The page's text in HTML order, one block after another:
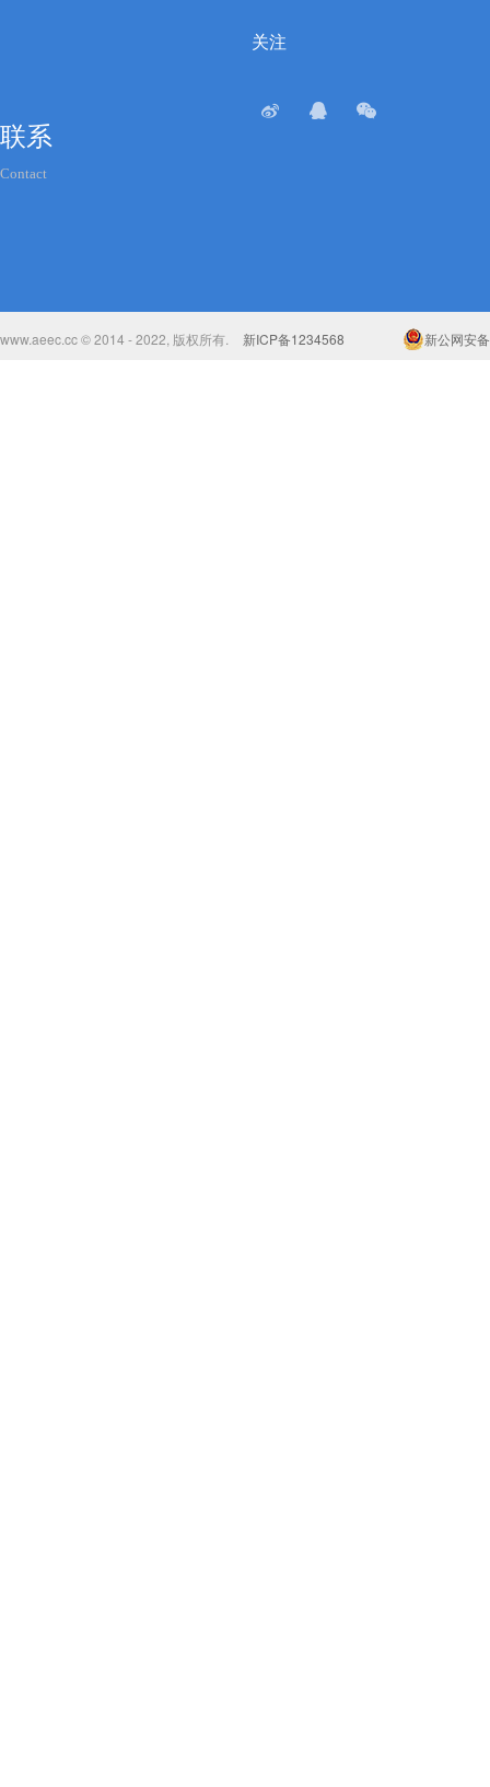
联系
Contact
www.aeec.cc © 2014 - 2022, 版权所有. 新ICP备1234568 新公网安